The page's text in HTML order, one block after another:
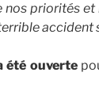
priorités et
accident
été ouverte